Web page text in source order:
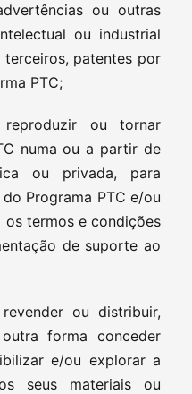
ou outras
ou industrial
terceiros, patentes por
PTC;
ou tornar
numa ou a partir de
ou privada, para
Programa PTC e/ou
termos e condições
de suporte ao
ou distribuir,
forma conceder
e/ou explorar a
seus materiais ou